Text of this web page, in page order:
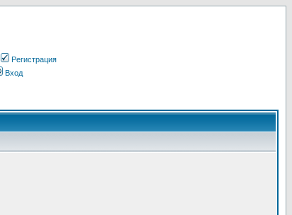
Регистрация
Вход